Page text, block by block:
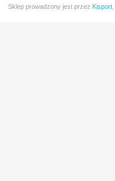
Sklep prowadzony jest przez Kisport